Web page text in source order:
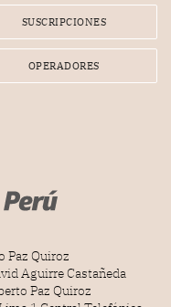
SUSCRIPCIONES
OPERADORES
Paz Quiroz
Aguirre Castañeda
Paz Quiroz